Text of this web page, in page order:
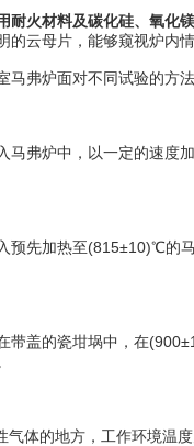
耐火材料及碳化硅、氧化
的云母片，能够窥视炉内
弗炉面对不同试验的方
弗炉中，以一定的速度
先加热至(815±10)℃的马
盖的瓷坩埚中，在
体的地方，工作环境温